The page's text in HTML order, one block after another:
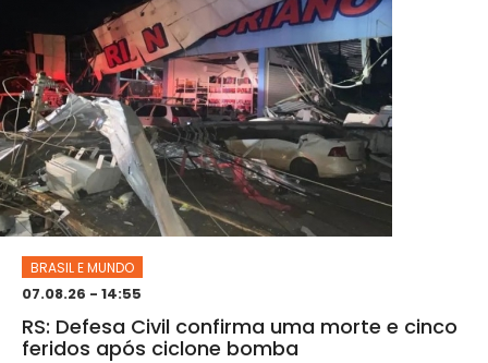
BRASIL E MUNDO
07.08.26 - 14:55
RS: Defesa Civil confirma uma morte e cinco
feridos após ciclone bomba